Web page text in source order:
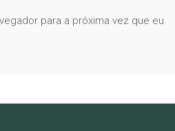
para a próxima vez que eu